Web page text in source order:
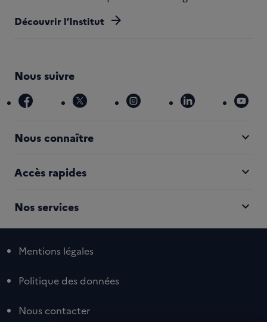
Découvrir l’Institut arrow_forward
Nous suivre
facebook x instagram linkedin
Nous connaître expand_more
Accès rapides expand_more
Nos services expand_more
Mentions légales
Politique des données
Nous contacter